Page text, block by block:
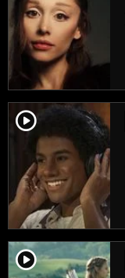
player2
player2